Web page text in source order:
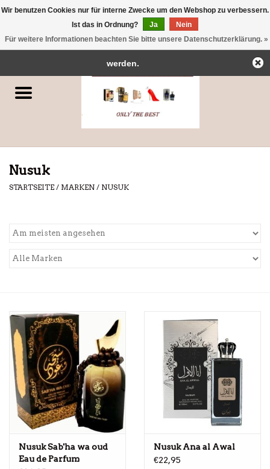
Parfums
Nusuk
STARTSEITE / MARKEN / NUSUK
Nusuk Sab'ha wa oud
Eau de Parfum
Nusuk Ana al Awal
€22,95
Wir benutzen Cookies nur für interne Zwecke um den Webshop zu verbessern.
Ist das in Ordnung?
Ja
Nein
Für weitere Informationen beachten Sie bitte unsere Datenschutzerklärung. »
← Zurück zum BackofficeDieser Shop befindet sich im Aufbau.
Eventuell können nicht alle Bestellungen eingehalten oder erfüllt
werden.